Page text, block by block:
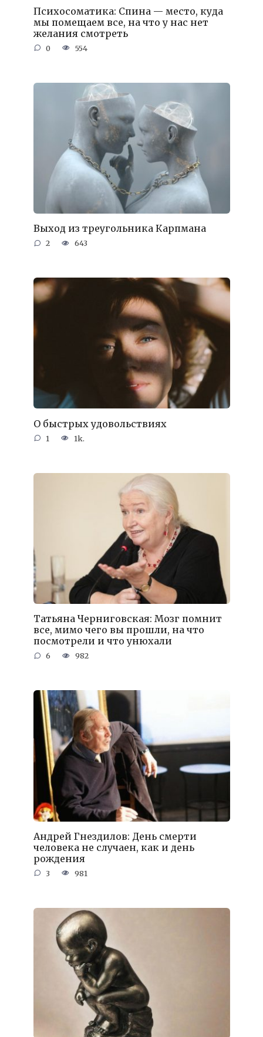
Психосоматика: Спина — место, куда
мы помещаем все, на что у нас нет
желания смотреть
0 554
Выход из треугольника Карпмана
2 643
О быстрых удовольствиях
1 1k.
Татьяна Черниговская: Мозг помнит
все, мимо чего вы прошли, на что
посмотрели и что унюхали
6 982
Андрей Гнездилов: День смерти
человека не случаен, как и день
рождения
3 981